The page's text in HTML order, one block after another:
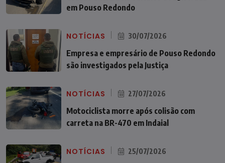
em Pouso Redondo
NOTÍCIAS 30/07/2026
Empresa e empresário de Pouso Redondo
são investigados pela Justiça
NOTÍCIAS 27/07/2026
Motociclista morre após colisão com
carreta na BR-470 em Indaial
NOTÍCIAS 25/07/2026